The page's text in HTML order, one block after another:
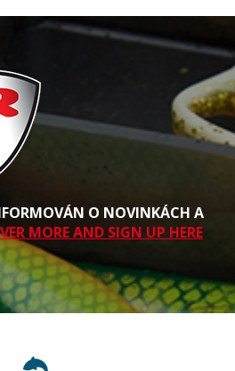
O NOVINKÁCH A
MORE AND SIGN UP HERE